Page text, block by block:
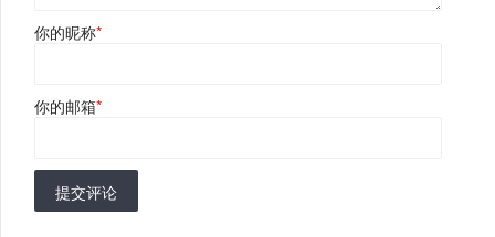
你的昵称*
你的邮箱*
提交评论